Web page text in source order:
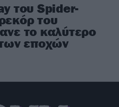
του Spider-
του
το καλύτερο
εποχών